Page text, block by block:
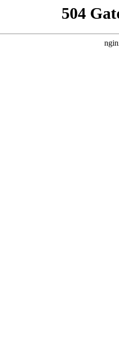
504